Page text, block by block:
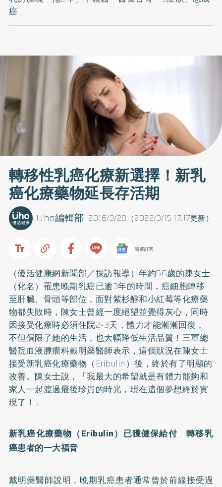
癌
轉移性乳癌化療新選擇！新乳
癌化療藥物延長存活期
2016/3/28（2022/3/15 17:17更新）
Uho編輯部
追蹤訂閱
（優活健康網新聞部／採訪報導）年約56歲的陳女士
（化名）罹患晚期乳癌已逾3年的時間，癌細胞轉移
至肝臟、骨頭等部位，面對紫杉醇和小紅莓等化療藥
物都失敗時，陳女士曾經一度絕望並覺得灰心，同時
因接受化療時必須住院2-3天，體力才能漸漸回復，
不但侷限了她的生活，也大幅降低生活品質！三軍總
醫院血液腫瘤科戴明燊醫師表示，這個狀況在陳女士
接受新乳癌化療藥物（Eribulin）後，終於有了明顯的
改善。陳女士說，「我最大的希望就是有體力能夠和
家人一起渡過最後珍貴的時光，現在這個夢想終於實
現了！」
新乳癌化療藥物（Eribulin）已獲健保給付 轉移乳
癌患者的一大福音
戴明燊醫師說明，晚期乳癌患者通常曾於前線接受過